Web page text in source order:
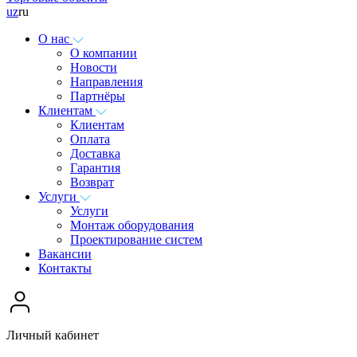
uzru
О нас
О компании
Новости
Направления
Партнёры
Клиентам
Клиентам
Оплата
Доставка
Гарантия
Возврат
Услуги
Услуги
Монтаж оборудования
Проектирование систем
Вакансии
Контакты
Личный кабинет